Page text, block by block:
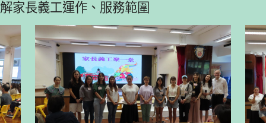
家長義工運作、服務範圍